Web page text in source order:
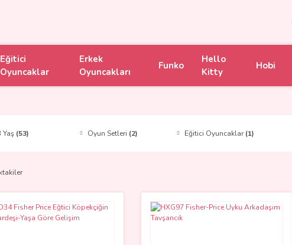
Eğitici
Oyuncaklar
Erkek
Oyuncakları
Funko
Hello
Kitty
Hobi
Yaş (53) Oyun Setleri (2) Eğitici Oyuncaklar(1)